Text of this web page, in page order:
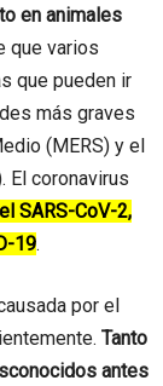
en animales
que varios
que pueden ir
más graves
(MERS) y el
El coronavirus
el SARS-CoV-2,
19.
por el
Tanto
antes